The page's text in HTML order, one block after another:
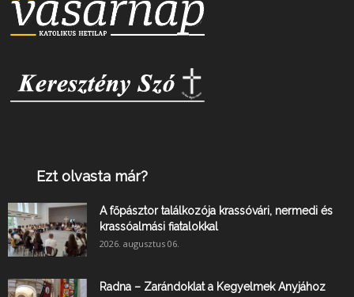
Ezt olvasta már?
A főpásztor találkozója krassóvári, nermedi és
krassóalmási fiatalokkal
2026. augusztus 06.
Radna – Zarándoklat a Kegyelmek Anyjához